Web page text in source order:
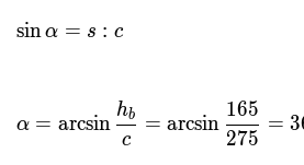
1 }{
} =
132 } =
b^2 -
\sin α = s
\dfrac{
sinα = s : c
α = arcsin
c
hb = arcsin
275
165
= 3